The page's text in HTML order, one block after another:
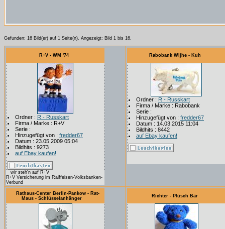
Gefunden: 16 Bild(er) auf 1 Seite(n). Angezeigt: Bild 1 bis 16.
R+V - WM '74
Ordner : R - Russkart
Firma / Marke : R+V
Serie :
Hinzugefügt von : fredder67
Datum : 23.05.2009 05:04
Bildhits : 9273
auf Ebay kaufen!
wir steh'n auf R+V
R+V Versicherung im Raiffeisen-Volksbanken-
Verbund
Rabobank Wijhe - Kuh
Ordner : R - Russkart
Firma / Marke : Rabobank
Serie :
Hinzugefügt von : fredder67
Datum : 14.03.2015 11:04
Bildhits : 8442
auf Ebay kaufen!
Rathaus-Center Berlin-Pankow - Rat-
Maus - Schlüsselanhänger
Richter - Plüsch Bär